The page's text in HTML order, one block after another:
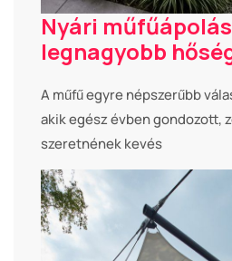
Nyári
legnagyobb
A műfű egyre népszerűbb
akik egész évben gondozott,
szeretnének kevés